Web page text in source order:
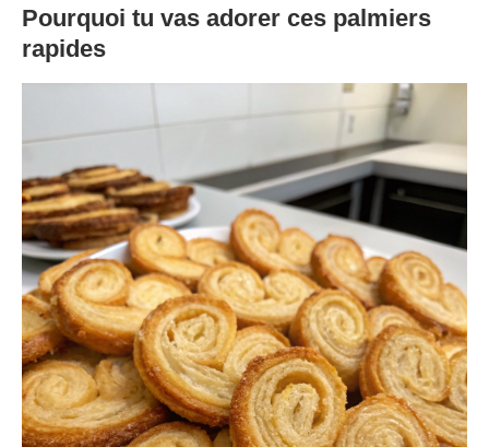
Pourquoi tu vas adorer ces palmiers
rapides